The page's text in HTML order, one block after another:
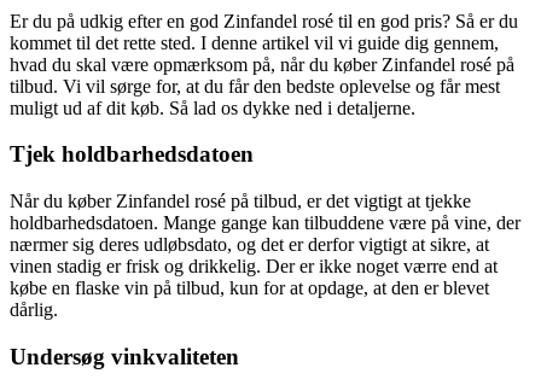
Er du på udkig efter en god Zinfandel rosé til en god pris? Så er du
kommet til det rette sted. I denne artikel vil vi guide dig gennem,
hvad du skal være opmærksom på, når du køber Zinfandel rosé på
tilbud. Vi vil sørge for, at du får den bedste oplevelse og får mest
muligt ud af dit køb. Så lad os dykke ned i detaljerne.
Tjek holdbarhedsdatoen
Når du køber Zinfandel rosé på tilbud, er det vigtigt at tjekke
holdbarhedsdatoen. Mange gange kan tilbuddene være på vine, der
nærmer sig deres udløbsdato, og det er derfor vigtigt at sikre, at
vinen stadig er frisk og drikkelig. Der er ikke noget værre end at
købe en flaske vin på tilbud, kun for at opdage, at den er blevet
dårlig.
Undersøg vinkvaliteten